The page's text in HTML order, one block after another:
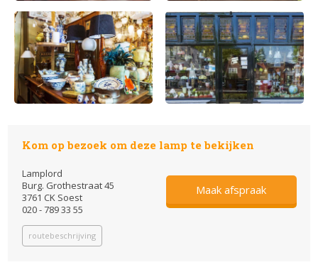
Kom op bezoek om deze lamp te bekijken
Lamplord
Burg. Grothestraat 45
3761 CK Soest
020 - 789 33 55
routebeschrijving
Maak afspraak